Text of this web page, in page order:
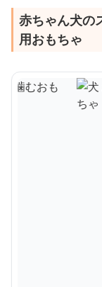
赤ちゃん犬の
用おもちゃ